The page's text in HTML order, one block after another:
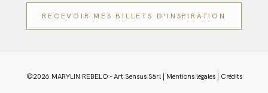
RECEVOIR MES BILLETS D'INSPIRATION
©2026 MARYLIN REBELO - Art Sensus Sàrl | Mentions légales| Crédits